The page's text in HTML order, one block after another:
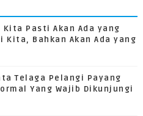
Kita Pasti Akan Ada yang
Kita, Bahkan Akan Ada yang
Telaga Pelangi Payang
Yang Wajib Dikunjungi